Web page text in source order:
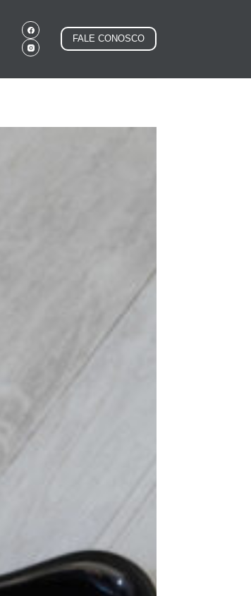
FALE CONOSCO